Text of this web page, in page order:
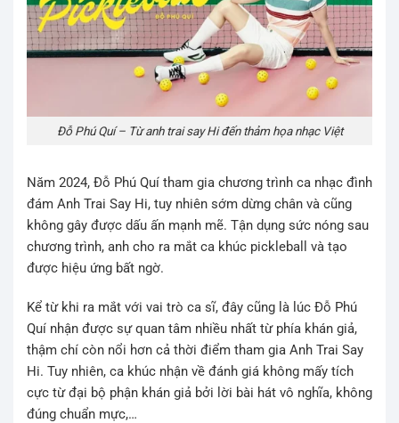
Đỗ Phú Quí – Từ anh trai say Hi đến thảm họa nhạc Việt
Năm 2024, Đỗ Phú Quí tham gia chương trình ca nhạc đình
đám Anh Trai Say Hi, tuy nhiên sớm dừng chân và cũng
không gây được dấu ấn mạnh mẽ. Tận dụng sức nóng sau
chương trình, anh cho ra mắt ca khúc pickleball và tạo
được hiệu ứng bất ngờ.
Kể từ khi ra mắt với vai trò ca sĩ, đây cũng là lúc Đỗ Phú
Quí nhận được sự quan tâm nhiều nhất từ phía khán giả,
thậm chí còn nổi hơn cả thời điểm tham gia Anh Trai Say
Hi. Tuy nhiên, ca khúc nhận về đánh giá không mấy tích
cực từ đại bộ phận khán giả bởi lời bài hát vô nghĩa, không
đúng chuẩn mực,…